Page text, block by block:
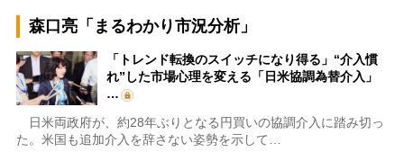
森口亮「まるわかり市況分析」
「トレンド転換のスイッチになり得る」“介入慣
れ”した市場心理を変える「日米協調為替介入」
…
日米両政府が、約28年ぶりとなる円買いの協調介入に踏み切っ
た。米国も追加介入を辞さない姿勢を示して…